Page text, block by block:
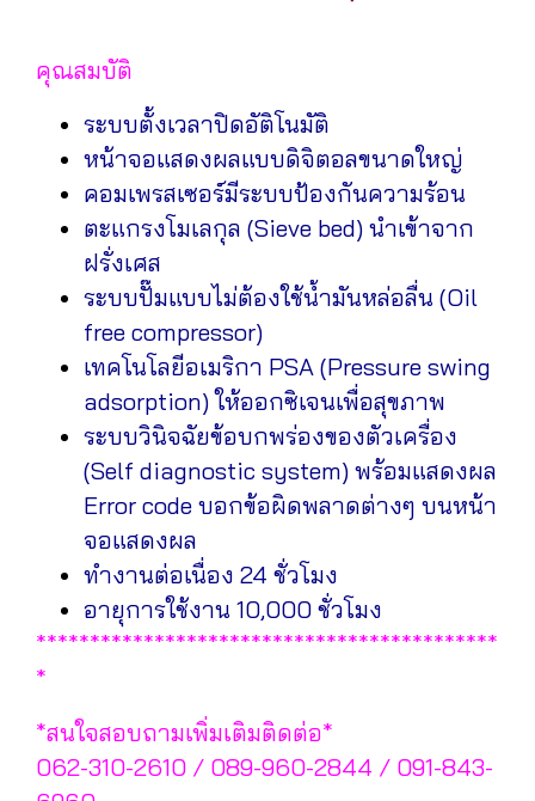
คุณสมบัติ
ระบบตั้งเวลาปิดอัติโนมัติ
หน้าจอแสดงผลแบบดิจิตอลขนาดใหญ่
คอมเพรสเซอร์มีระบบป้องกันความร้อน
ตะแกรงโมเลกุล (Sieve bed) นำเข้าจาก
ฝรั่งเศส
ระบบปั๊มแบบไม่ต้องใช้น้ำมันหล่อลื่น (Oil
free compressor)
เทคโนโลยีอเมริกา PSA (Pressure swing
adsorption) ให้ออกซิเจนเพื่อสุขภาพ
ระบบวินิจฉัยข้อบกพร่องของตัวเครื่อง
(Self diagnostic system) พร้อมแสดงผล
Error code บอกข้อผิดพลาดต่างๆ บนหน้า
จอแสดงผล
ทำงานต่อเนื่อง 24 ชั่วโมง
อายุการใช้งาน 10,000 ชั่วโมง
*******************************************
*
*สนใจสอบถามเพิ่มเติมติดต่อ*
062-310-2610 / 089-960-2844 / 091-843-